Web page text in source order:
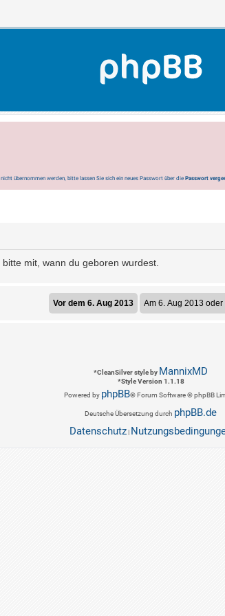
übernommen werden, bitte lassen Sie sich ein neues Passwort über die Passwort
mit, wann du geboren wurdest.
*CleanSilver style by MannixMD
*Style Version 1.1.18
Powered by phpBB® Forum Software © phpBB
Deutsche Übersetzung durch phpBB.de
Datenschutz |